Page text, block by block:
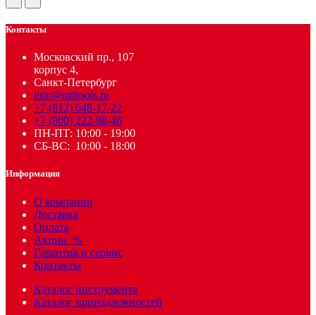
Контакты
Московский пр., 107
корпус 4,
Санкт-Петербург
info@miltools.ru
+7 (812) 648-17-22
+7 (800) 222-98-46
ПН-ПТ: 10:00 - 19:00
СБ-ВС: 10:00 - 18:00
Информация
О компании
Доставка
Оплата
Акции %
Гарантия и сервис
Контакты
Каталог инструмента
Каталог принадлежностей